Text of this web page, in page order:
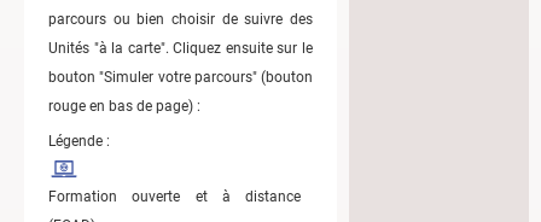
parcours ou bien choisir de suivre des
Unités "à la carte". Cliquez ensuite sur le
bouton "Simuler votre parcours" (bouton
rouge en bas de page) :
Légende :
Formation ouverte et à distance